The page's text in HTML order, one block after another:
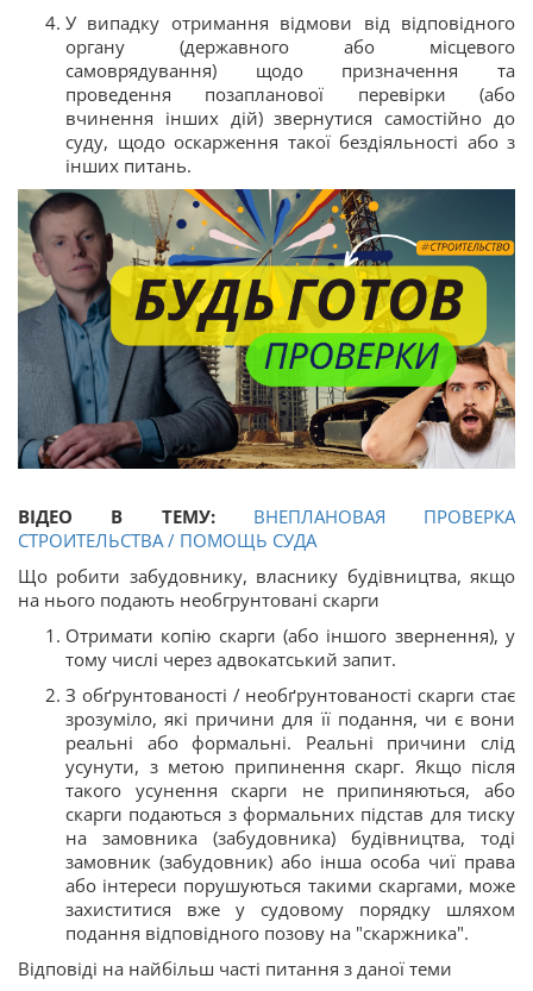
У випадку отримання відмови від відповідного
органу (державного або місцевого
самоврядування) щодо призначення та
проведення позапланової перевірки (або
вчинення інших дій) звернутися самостійно до
суду, щодо оскарження такої бездіяльності або з
інших питань.
ВІДЕО В ТЕМУ: ВНЕПЛАНОВАЯ ПРОВЕРКА
СТРОИТЕЛЬСТВА / ПОМОЩЬ СУДА
Що робити забудовнику, власнику будівництва, якщо
на нього подають необгрунтовані скарги
Отримати копію скарги (або іншого звернення), у
тому числі через адвокатський запит.
З обґрунтованості / необґрунтованості скарги стає
зрозуміло, які причини для її подання, чи є вони
реальні або формальні. Реальні причини слід
усунути, з метою припинення скарг. Якщо після
такого усунення скарги не припиняються, або
скарги подаються з формальних підстав для тиску
на замовника (забудовника) будівництва, тоді
замовник (забудовник) або інша особа чиї права
або інтереси порушуються такими скаргами, може
захиститися вже у судовому порядку шляхом
подання відповідного позову на "скаржника".
Відповіді на найбільш часті питання з даної теми